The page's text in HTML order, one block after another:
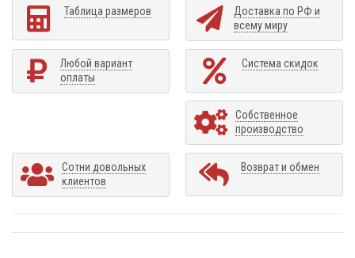
Таблица размеров
Доставка по РФ и
всему миру
Любой вариант
оплаты
Система скидок
Собственное
производство
Сотни довольных
клиентов
Возврат и обмен